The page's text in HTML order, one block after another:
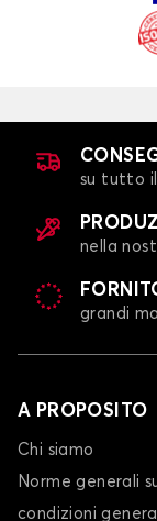
su tutto
nella
grandi
A PROPOSITO
Chi siamo
Norme generali
condizioni